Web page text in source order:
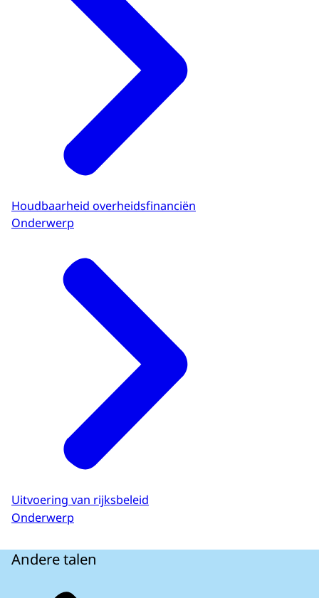
Houdbaarheid overheidsfinanciën
Onderwerp
Uitvoering van rijksbeleid
Onderwerp
Andere talen